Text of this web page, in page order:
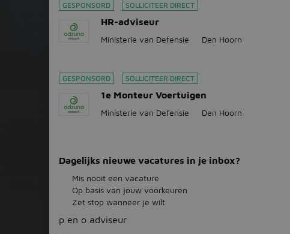
GESPONSORD SOLLICITEER DIRECT
HR-adviseur
Ministerie van Defensie Den Hoorn
GESPONSORD SOLLICITEER DIRECT
1e Monteur Voertuigen
Ministerie van Defensie Den Hoorn
Dagelijks nieuwe vacatures in je inbox?
Mis nooit een vacature
Op basis van jouw voorkeuren
Zet stop wanneer je wilt
p en o adviseur